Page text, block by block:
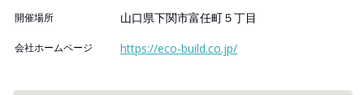
開催場所 山口県下関市富任町５丁目
会社ホームページ https://eco-build.co.jp/